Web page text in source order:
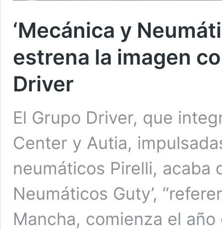
‘Mecánica y
estrena la imagen
Driver
El Grupo Driver, que
Center y Autia,
neumáticos Pirelli, acaba
Neumáticos Guty’,
Mancha, comienza el